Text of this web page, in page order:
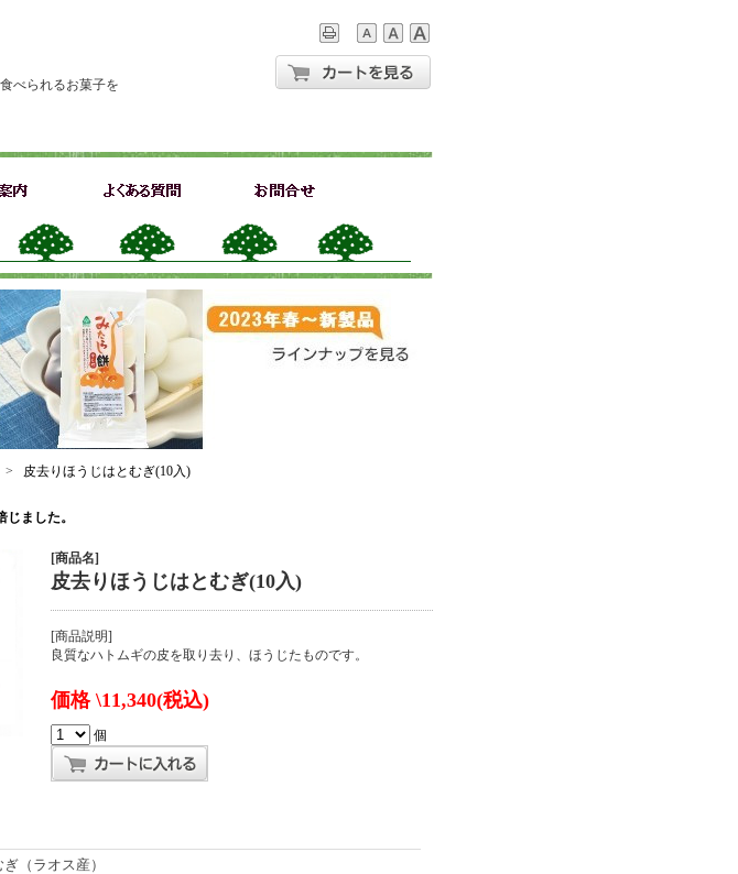
べられるお菓子を
> 皮去りほうじはとむぎ(10入)
ました。
[商品名]
皮去りほうじはとむぎ(10入)
[商品説明]
良質なハトムギの皮を取り去り、ほうじたものです。
価格 \11,340(税込)
個
（ラオス産）